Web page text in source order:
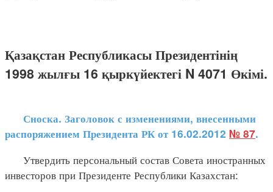
Қазақстан Республикасы Президентінің
1998 жылғы 16 қыркүйектегі N 4071 Өкімі.
Сноска. Заголовок с изменениями, внесенными
распоряжением Президента РК от 16.02.2012 № 87.
Утвердить персональный состав Совета иностранных
инвесторов при Президенте Республики Казахстан: